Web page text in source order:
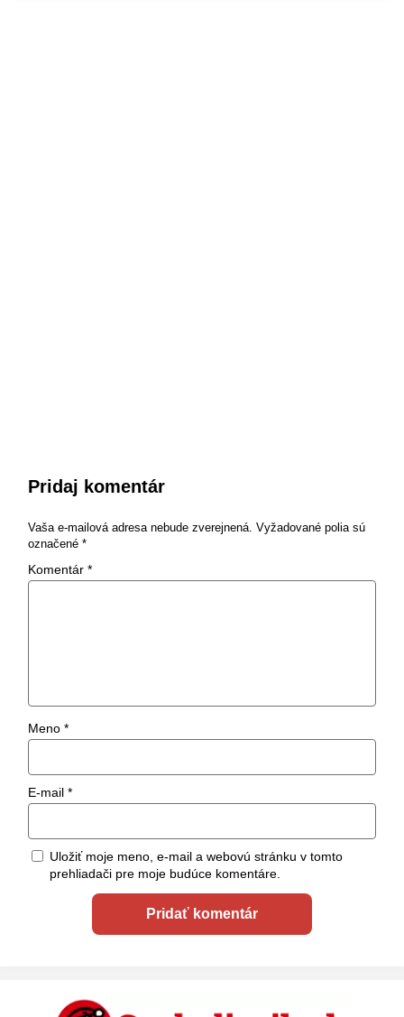
Pridaj komentár
Vaša e-mailová adresa nebude zverejnená. Vyžadované polia sú
označené *
Komentár *
Meno *
E-mail *
Uložiť moje meno, e-mail a webovú stránku v tomto
prehliadači pre moje budúce komentáre.